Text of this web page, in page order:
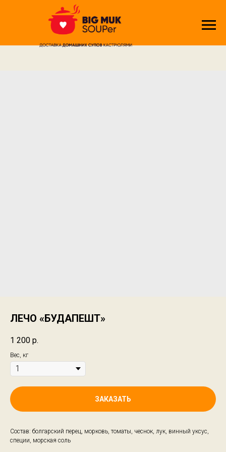
ЛЕЧО «БУДАПЕШТ»
1 200 р.
Вес, кг
ЗАКАЗАТЬ
Состав: болгарский перец, морковь, томаты, чеснок, лук, винный уксус,
специи, морская соль